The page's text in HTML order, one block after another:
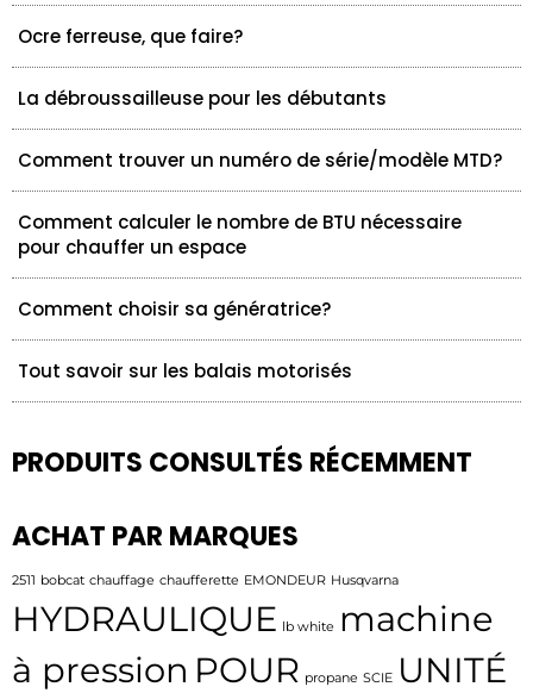
Ocre ferreuse, que faire?
La débroussailleuse pour les débutants
Comment trouver un numéro de série/modèle MTD?
Comment calculer le nombre de BTU nécessaire
pour chauffer un espace
Comment choisir sa génératrice?
Tout savoir sur les balais motorisés
PRODUITS CONSULTÉS RÉCEMMENT
ACHAT PAR MARQUES
2511 bobcat chauffage chaufferette EMONDEUR Husqvarna
HYDRAULIQUE lb white machine
à pression POUR propane SCIE UNITÉ